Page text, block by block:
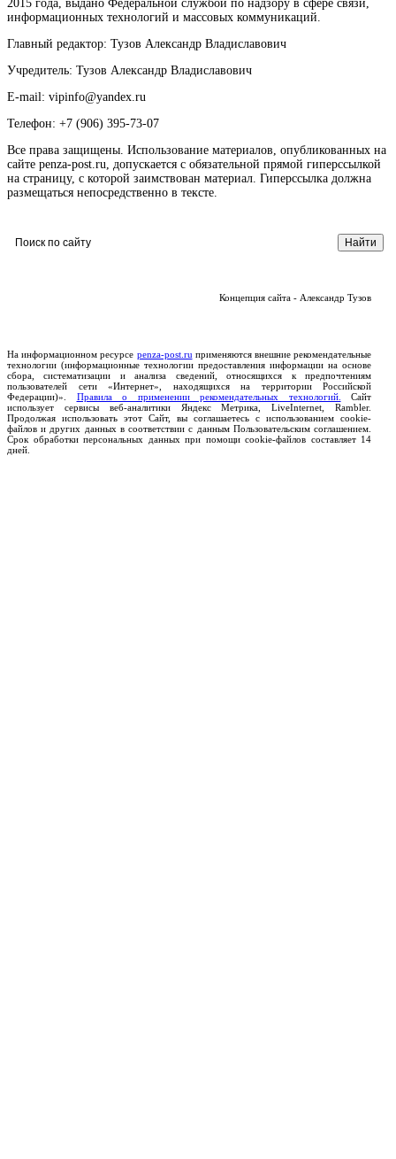
2015 года, выдано Федеральной службой по надзору в сфере связи,
информационных технологий и массовых коммуникаций.
Главный редактор: Тузов Александр Владиславович
Учредитель: Тузов Александр Владиславович
E-mail: vipinfo@yandex.ru
Телефон: +7 (906) 395-73-07
Все права защищены. Использование материалов, опубликованных на
сайте penza-post.ru, допускается с обязательной прямой гиперссылкой
на страницу, с которой заимствован материал. Гиперссылка должна
размещаться непосредственно в тексте.
Концепция сайта - Александр Тузов
На информационном ресурсе penza-post.ru применяются внешние рекомендательные
технологии (информационные технологии предоставления информации на основе
сбора, систематизации и анализа сведений, относящихся к предпочтениям
пользователей сети «Интернет», находящихся на территории Российской
Федерации)». Правила о применении рекомендательных технологий.
Сайт
использует сервисы веб-аналитики Яндекс Метрика, LiveInternet, Rambler.
Продолжая использовать этот Сайт, вы соглашаетесь с использованием cookie-
файлов и других данных в соответствии с данным Пользовательским соглашением.
Срок обработки персональных данных при помощи cookie-файлов составляет 14
дней.